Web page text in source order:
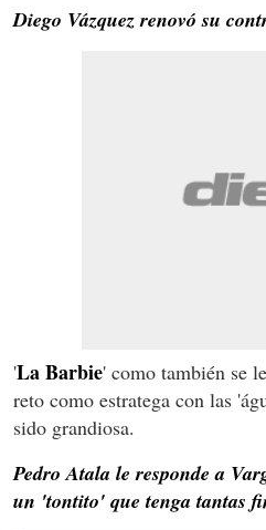
Diego Vázquez renovó su
'La Barbie' como también se
reto como estratega con las
sido grandiosa.
Pedro Atala le responde a
un 'tontito' que tenga tantas